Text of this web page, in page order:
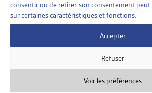
consentir ou de retirer son consentement
sur certaines caractéristiques et fonctions.
Accepter
Refuser
Voir les préférences
PAUVRETÉ
Canton de Vaud, conférence de